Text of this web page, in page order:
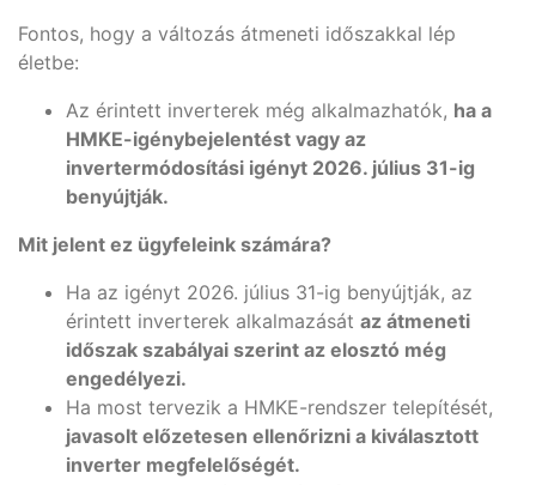
Fontos, hogy a változás átmeneti időszakkal lép
életbe:
Az érintett inverterek még alkalmazhatók, ha a
HMKE-igénybejelentést vagy az
invertermódosítási igényt 2026. július 31-ig
benyújtják.
Mit jelent ez ügyfeleink számára?
Ha az igényt 2026. július 31-ig benyújtják, az
érintett inverterek alkalmazását az átmeneti
időszak szabályai szerint az elosztó még
engedélyezi.
Ha most tervezik a HMKE-rendszer telepítését,
javasolt előzetesen ellenőrizni a kiválasztott
inverter megfelelőségét.